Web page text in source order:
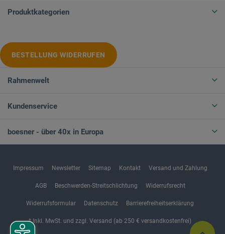
Produktkategorien
BESTELLUNG WIDERRUFEN
Rahmenwelt
Kundenservice
boesner - über 40x in Europa
Impressum Newsletter Sitemap Kontakt Versand und Zahlung
AGB Beschwerden-Streitschlichtung Widerrufsrecht
Widerrufsformular Datenschutz Barrierefreiheitserklärung
* Inkl. MwSt. und zzgl. Versand (ab 250 € versandkostenfrei)